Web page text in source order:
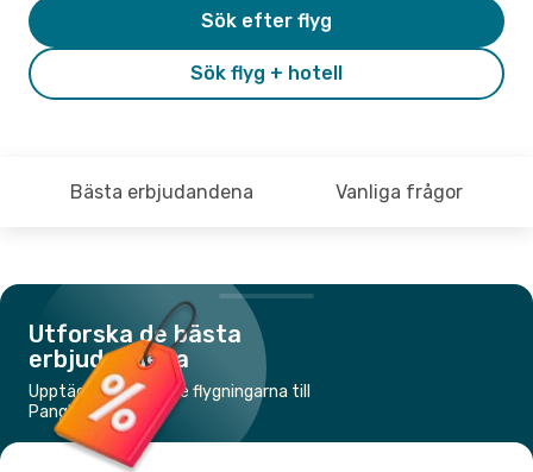
Sök flyg + hotell
Sök efter flyg
Bästa erbjudandena Vanliga frågor
Utforska de bästa
erbjudandena
Upptäck de billigaste flygningarna till
Panglao